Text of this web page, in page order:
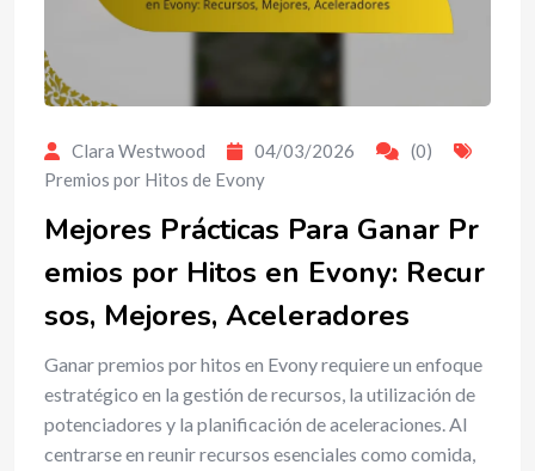
Clara Westwood 04/03/2026
(0)
Premios por Hitos de Evony
Mejores Prácticas Para Ganar Pr
emios por Hitos en Evony: Recur
sos, Mejores, Aceleradores
Ganar premios por hitos en Evony requiere un enfoque
estratégico en la gestión de recursos, la utilización de
potenciadores y la planificación de aceleraciones. Al
centrarse en reunir recursos esenciales como comida,